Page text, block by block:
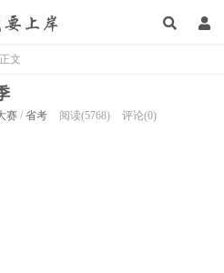
正文
赛 / 省考 阅读(5768) 评论(0)